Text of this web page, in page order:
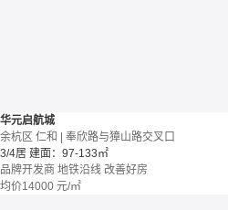
华元启航城
余杭区 仁和 | 奉欣路与獐山路交叉口
3/4居 建面：97-133㎡
品牌开发商 地铁沿线 改善好房
均价14000 元/㎡